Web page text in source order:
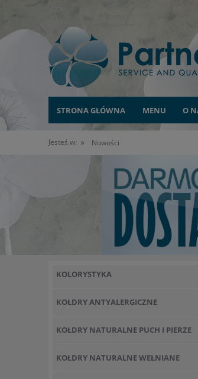
STRONA GŁÓWNA MENU O
Jesteś w: » Nowości
KOLORYSTYKA
KOŁDRY ANTYALERGICZNE
KOŁDRY NATURALNE PUCH I PIERZE
KOŁDRY NATURALNE WEŁNIANE